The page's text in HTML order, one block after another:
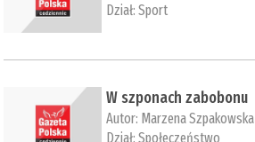
Dział:Sport
W szponach zabobonu
Autor: Marzena Szpakowska
Dział:Społeczeństwo